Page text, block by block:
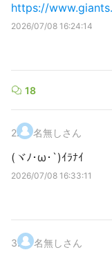
https://
2026/07/08 16:24:14
18
2. 名無しさん
(ヾﾉ･ω･`)ｲﾗﾅｲ
2026/07/08 16:33:11
3. 名無しさん